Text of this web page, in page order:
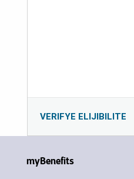
VERIFYE ELIJIBILITE
myBenefits